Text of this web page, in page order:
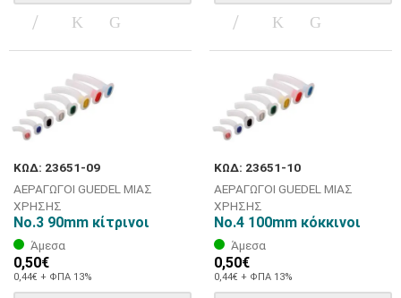
ΚΩΔ: 23651-09
ΑΕΡΑΓΩΓΟΙ GUEDEL ΜΙΑΣ
ΧΡΗΣΗΣ
No.3 90mm κίτρινοι
Άμεσα
0,50€
0,44€ + ΦΠΑ 13%
ΚΩΔ: 23651-10
ΑΕΡΑΓΩΓΟΙ GUEDEL ΜΙΑΣ
ΧΡΗΣΗΣ
No.4 100mm κόκκινοι
Άμεσα
0,50€
0,44€ + ΦΠΑ 13%